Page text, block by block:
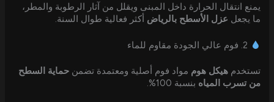
يمنع انتقال الحرارة داخل المبنى ويقلل من آثار الرطوبة والمطر،
ما يجعل عزل الأسطح بالرياض أكثر فعالية طوال السنة.
تستخدمهيكل هوم مواد فوم أصلية ومعتمدة تضمنحماية السطح
من تسرب المياه بنسبة 100%.